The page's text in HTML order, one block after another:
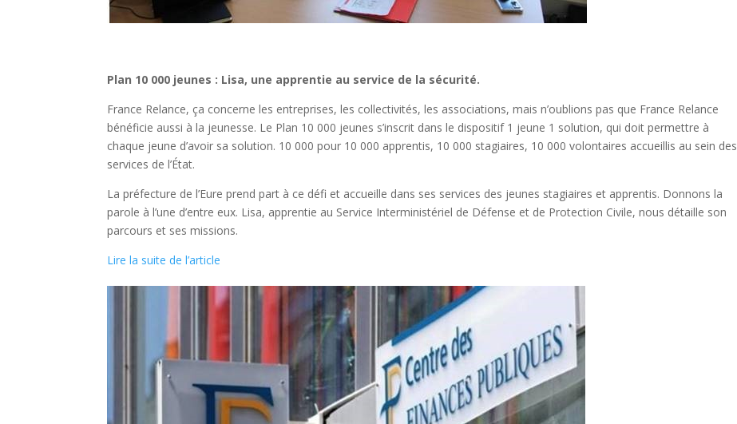
Plan 10 000 jeunes : Lisa, une apprentie au service de la sécurité.
France Relance, ça concerne les entreprises, les collectivités, les associations, mais n’oublions pas que France Relance
bénéficie aussi à la jeunesse. Le Plan 10 000 jeunes s’inscrit dans le dispositif 1 jeune 1 solution, qui doit permettre à
chaque jeune d’avoir sa solution. 10 000 pour 10 000 apprentis, 10 000 stagiaires, 10 000 volontaires accueillis au sein des
services de l’État.
La préfecture de l’Eure prend part à ce défi et accueille dans ses services des jeunes stagiaires et apprentis. Donnons la
parole à l’une d’entre eux. Lisa, apprentie au Service Interministériel de Défense et de Protection Civile, nous détaille son
parcours et ses missions.
Lire la suite de l’article